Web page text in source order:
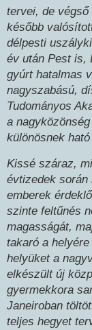
tervei, de
később
délpesti
év után Pest is,
gyúrt hatalmas
nagyszabású,
Tudományos
a
különösnek
Kissé száraz,
évtizedek során
emberek
szinte feltűnés
magasságát,
takaró a
helyüket a
elkészült új
gyermekkora
Janeiroban
teljes hegyet